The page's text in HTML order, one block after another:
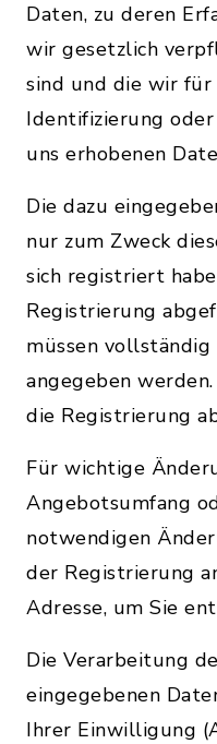
Daten, zu deren
wir gesetzlich
sind und die wir
Identifizierung
uns erhobenen
Die dazu
nur zum Zweck
sich registriert
Registrierung
müssen
angegeben
die Registrierung
Für wichtige
Angebotsumfang
notwendigen
der Registrierung
Adresse, um Sie
Die Verarbeitung
eingegebenen
Ihrer Einwilligung